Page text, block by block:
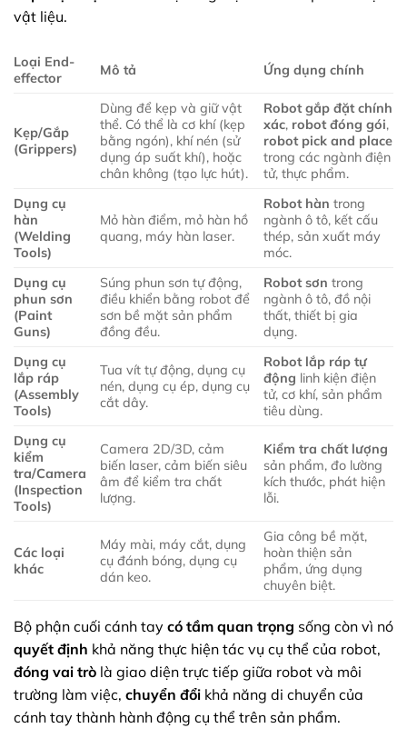
vật liệu.
Loại End-
effector
Mô tả Ứng dụng chính
Kẹp/Gắp
(Grippers)
Dùng để kẹp và giữ vật
thể. Có thể là cơ khí (kẹp
bằng ngón), khí nén (sử
dụng áp suất khí), hoặc
chân không (tạo lực hút).
Robot gắp đặt chính
xác, robot đóng gói,
robot pick and place
trong các ngành điện
tử, thực phẩm.
Dụng cụ
hàn
(Welding
Tools)
Mỏ hàn điểm, mỏ hàn hồ
quang, máy hàn laser.
Robot hàn trong
ngành ô tô, kết cấu
thép, sản xuất máy
móc.
Dụng cụ
phun sơn
(Paint
Guns)
Súng phun sơn tự động,
điều khiển bằng robot để
sơn bề mặt sản phẩm
đồng đều.
Robot sơn trong
ngành ô tô, đồ nội
thất, thiết bị gia
dụng.
Dụng cụ
lắp ráp
(Assembly
Tools)
Tua vít tự động, dụng cụ
nén, dụng cụ ép, dụng cụ
cắt dây.
Robot lắp ráp tự
động linh kiện điện
tử, cơ khí, sản phẩm
tiêu dùng.
Dụng cụ
kiểm
tra/Camera
(Inspection
Tools)
Camera 2D/3D, cảm
biến laser, cảm biến siêu
âm để kiểm tra chất
lượng.
Kiểm tra chất lượng
sản phẩm, đo lường
kích thước, phát hiện
lỗi.
Các loại
khác
Máy mài, máy cắt, dụng
cụ đánh bóng, dụng cụ
dán keo.
Gia công bề mặt,
hoàn thiện sản
phẩm, ứng dụng
chuyên biệt.
Bộ phận cuối cánh tay có tầm quan trọng sống còn vì nó
quyết định khả năng thực hiện tác vụ cụ thể của robot,
đóng vai trò là giao diện trực tiếp giữa robot và môi
trường làm việc, chuyển đổi khả năng di chuyển của
cánh tay thành hành động cụ thể trên sản phẩm.